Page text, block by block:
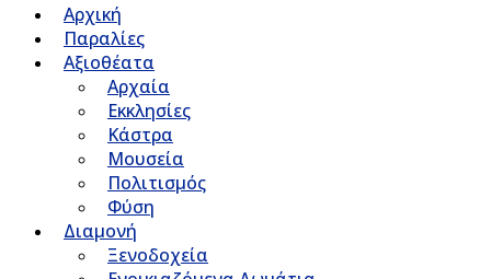
Αρχική
Παραλίες
Αξιοθέατα
Αρχαία
Εκκλησίες
Κάστρα
Μουσεία
Πολιτισμός
Φύση
Διαμονή
Ξενοδοχεία